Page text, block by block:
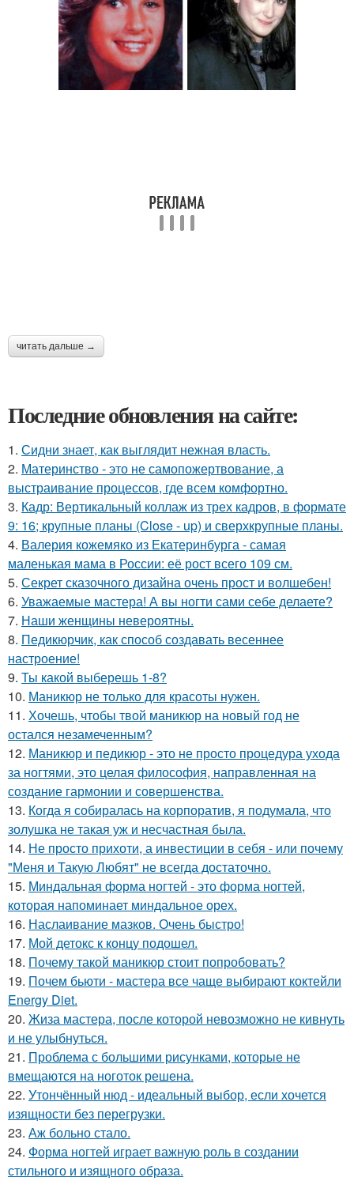
читать дальше →
Последние обновления на сайте:
1. Сидни знает, как выглядит нежная власть.
2. Материнство - это не самопожертвование, а
выстраивание процессов, где всем комфортно.
3. Кадр: Вертикальный коллаж из трех кадров, в формате
9: 16; крупные планы (Close - up) и сверхкрупные планы.
4. Валерия кожемяко из Екатеринбурга - самая
маленькая мама в России: её рост всего 109 см.
5. Секрет сказочного дизайна очень прост и волшебен!
6. Уважаемые мастера! А вы ногти сами себе делаете?
7. Наши женщины невероятны.
8. Педикюрчик, как способ создавать весеннее
настроение!
9. Ты какой выберешь 1-8?
10. Маникюр не только для красоты нужен.
11. Хочешь, чтобы твой маникюр на новый год не
остался незамеченным?
12. Маникюр и педикюр - это не просто процедура ухода
за ногтями, это целая философия, направленная на
создание гармонии и совершенства.
13. Когда я собиралась на корпоратив, я подумала, что
золушка не такая уж и несчастная была.
14. Не просто прихоти, а инвестиции в себя - или почему
"Меня и Такую Любят" не всегда достаточно.
15. Миндальная форма ногтей - это форма ногтей,
которая напоминает миндальное орех.
16. Наслаивание мазков. Очень быстро!
17. Мой детокс к концу подошел.
18. Почему такой маникюр стоит попробовать?
19. Почем бьюти - мастера все чаще выбирают коктейли
Energy Diet.
20. Жиза мастера, после которой невозможно не кивнуть
и не улыбнуться.
21. Проблема с большими рисунками, которые не
вмещаются на ноготок решена.
22. Утончённый нюд - идеальный выбор, если хочется
изящности без перегрузки.
23. Аж больно стало.
24. Форма ногтей играет важную роль в создании
стильного и изящного образа.